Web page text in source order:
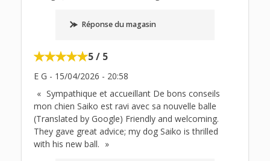
Réponse du magasin
5 / 5
E G - 15/04/2026 - 20:58
Sympathique et accueillant De bons conseils
mon chien Saiko est ravi avec sa nouvelle balle
(Translated by Google) Friendly and welcoming.
They gave great advice; my dog ​​Saiko is thrilled
with his new ball.